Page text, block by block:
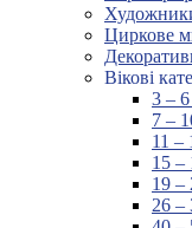
Циркове
Вікові
3 – 6
7 –
11 –
15 –
19 –
26 –